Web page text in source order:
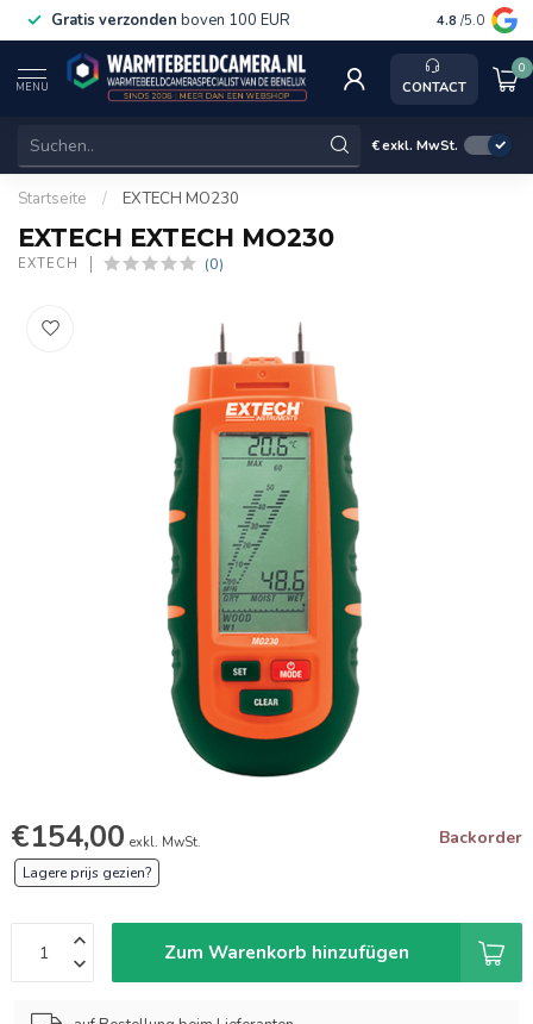
Gratis verzonden boven 100 EUR Service,
4.8 /5.0
MENU CONTACT
0
€exkl. MwSt.
Startseite / EXTECH MO230
EXTECH EXTECH MO230
EXTECH (0)
€154,00 exkl. MwSt. Backorder
Lagere prijs gezien?
Zum Warenkorb hinzufügen